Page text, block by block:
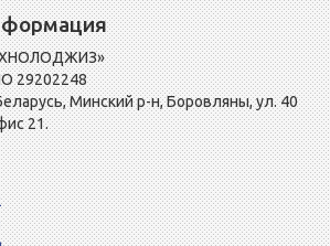
29202248
Минский р-н, Боровляны, ул. 40
21.